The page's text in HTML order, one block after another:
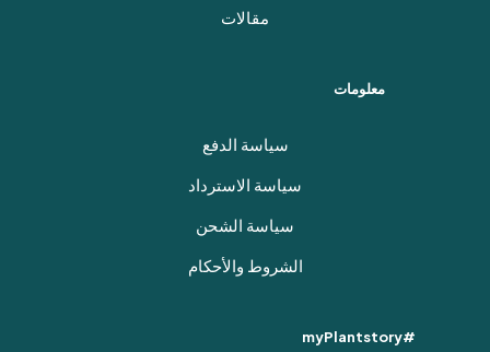
مقالات
معلومات
سياسة الدفع
سياسة الاسترداد
سياسة الشحن
الشروط والأحكام
#myPlantstory